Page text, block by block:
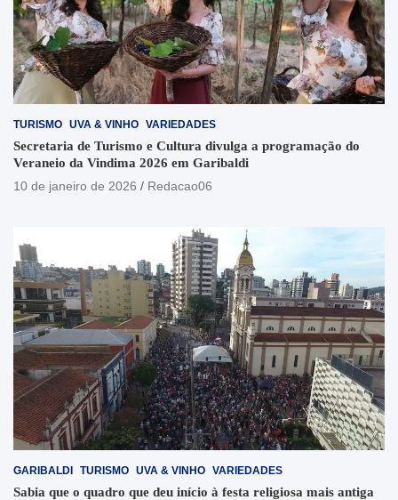
TURISMO UVA & VINHO VARIEDADES
Secretaria de Turismo e Cultura divulga a programação do
Veraneio da Vindima 2026 em Garibaldi
10 de janeiro de 2026
Redacao06
GARIBALDI TURISMO UVA & VINHO VARIEDADES
Sabia que o quadro que deu início à festa religiosa mais antiga